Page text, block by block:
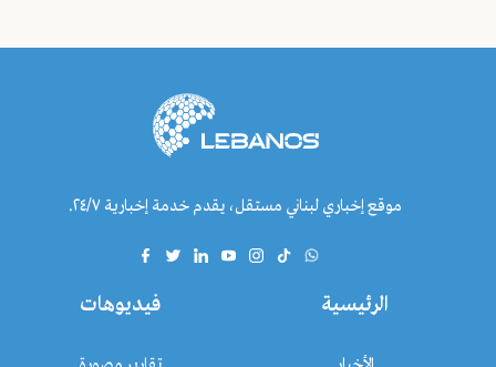
موقع إخباري لبناني مستقل، يقدم خدمة إخبارية ٢٤/٧.
الرئيسية فيديوهات